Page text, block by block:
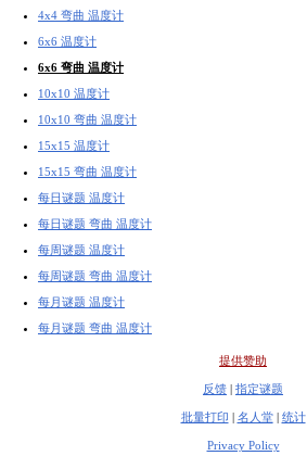
4x4 弯曲 温度计
6x6 温度计
6x6 弯曲 温度计
10x10 温度计
10x10 弯曲 温度计
15x15 温度计
15x15 弯曲 温度计
每日谜题 温度计
每日谜题 弯曲 温度计
每周谜题 温度计
每周谜题 弯曲 温度计
每月谜题 温度计
每月谜题 弯曲 温度计
提供赞助
反馈 | 指定谜题
批量打印 | 名人堂| 统计
Privacy Policy